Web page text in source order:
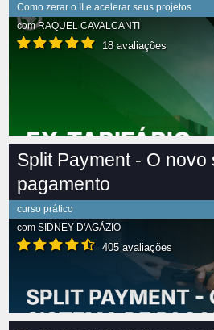
Como zerar o II e acelerar seus projetos
comRAQUEL CAVALCANTI
18 avaliações
Split Payment - O novo
pagamento
curso prático
com SIDNEY D'AGÁZIO
405 avaliações